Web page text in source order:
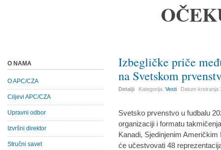
Izbegličke priče
na Svetskom
Detalji Kategorija:Vesti Datum kreiranja
Svetsko prvenstvo u fudbalu
organizaciji i formatu
Kanadi, Sjedinjenim
će učestvovati 48
O NAMA
O APC/CZA
Ciljevi APC/CZA
Upravni odbor
Izvršni direktor
Stručni savet